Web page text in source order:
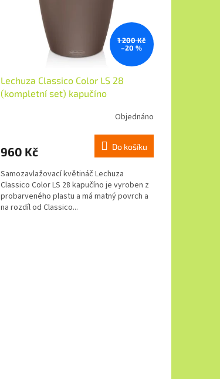
1 200 Kč
–20 %
Lechuza Classico Color LS 28
(kompletní set) kapučíno
Objednáno
960 Kč Do košíku
Samozavlažovací květináč Lechuza
Classico Color LS 28 kapučíno je vyroben z
probarveného plastu a má matný povrch a
na rozdíl od Classico...